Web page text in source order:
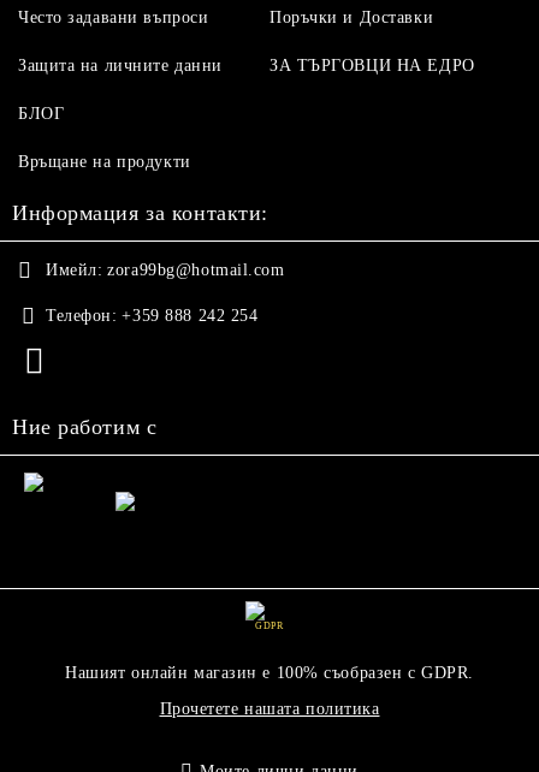
Често задавани въпроси
Защита на личните данни
БЛОГ
Връщане на продукти
Поръчки и Доставки
ЗА ТЪРГОВЦИ НА ЕДРО
Информация за контакти:
Имейл: zora99bg@hotmail.com
Телефон: +359 888 242 254
Ние работим с
GDPR
Нашият онлайн магазин е 100% съобразен с GDPR.
Прочетете нашата политика